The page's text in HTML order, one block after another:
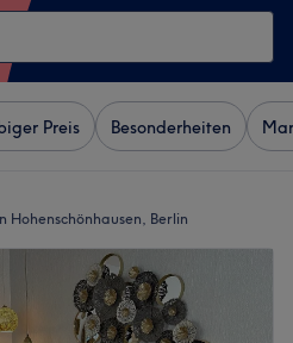
Preis Besonderheiten
Berlin